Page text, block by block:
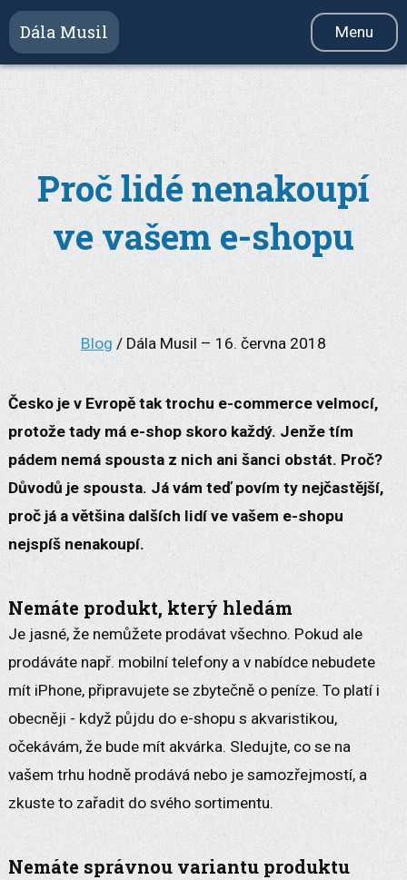
Dála Musil Menu
Reference
Proč lidé nenakoupí
ve vašem e-shopu
Blog / Dála Musil – 16. června 2018
Česko je v Evropě tak trochu e-commerce velmocí,
protože tady má e-shop skoro každý. Jenže tím
pádem nemá spousta z nich ani šanci obstát. Proč?
Důvodů je spousta. Já vám teď povím ty nejčastější,
proč já a většina dalších lidí ve vašem e-shopu
nejspíš nenakoupí.
Nemáte produkt, který hledám
Je jasné, že nemůžete prodávat všechno. Pokud ale
prodáváte např. mobilní telefony a v nabídce nebudete
mít iPhone, připravujete se zbytečně o peníze. To platí i
obecněji - když půjdu do e-shopu s akvaristikou,
očekávám, že bude mít akvárka. Sledujte, co se na
vašem trhu hodně prodává nebo je samozřejmostí, a
zkuste to zařadit do svého sortimentu.
Nemáte správnou variantu produktu